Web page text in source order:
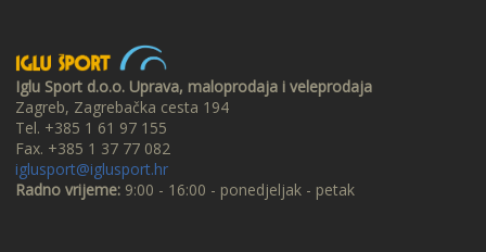
Iglu Sport d.o.o. Uprava, maloprodaja i veleprodaja
Zagreb, Zagrebačka cesta 194
Tel. +385 1 61 97 155
Fax. +385 1 37 77 082
iglusport@iglusport.hr
Radno vrijeme: 9:00 - 16:00 - ponedjeljak - petak